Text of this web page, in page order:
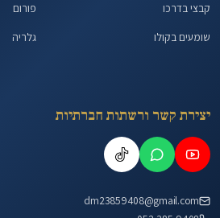
קבצי בדרכו
פורום
שומעים בקולו
גלריה
יצירת קשר ורשתות חברתיות
dm23859408@gmail.com